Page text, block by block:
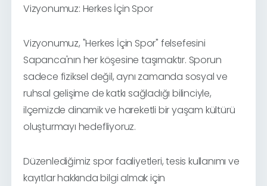
Vizyonumuz: Herkes İçin Spor
Vizyonumuz, "Herkes İçin Spor" felsefesini
Sapanca'nın her köşesine taşımaktır. Sporun
sadece fiziksel değil, aynı zamanda sosyal ve
ruhsal gelişime de katkı sağladığı bilinciyle,
ilçemizde dinamik ve hareketli bir yaşam kültürü
oluşturmayı hedefliyoruz.
Düzenlediğimiz spor faaliyetleri, tesis kullanımı ve
kayıtlar hakkında bilgi almak için